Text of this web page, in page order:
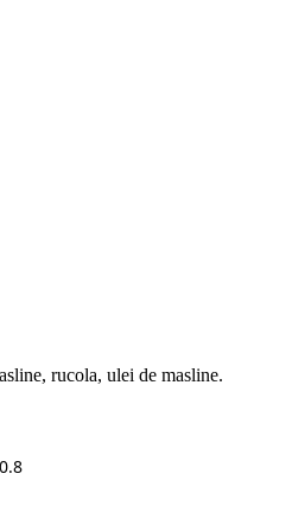
rucola, ulei de masline.